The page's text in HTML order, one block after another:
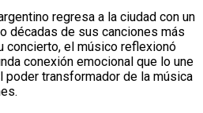
regresa a la ciudad con un
décadas de sus canciones más
concierto, el músico reflexionó
conexión emocional que lo une
poder transformador de la música